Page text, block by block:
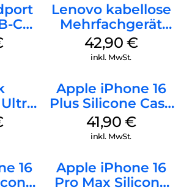
C
Lenovo kabellose
Mehrfachgerät
Luna Grey
42,90 €
inkl. MwSt.
Apple iPhone 16
Plus Silicone Case
MagSafe Stone
Gray
41,90 €
inkl. MwSt.
16
Apple iPhone 16
Pro Max Silicone